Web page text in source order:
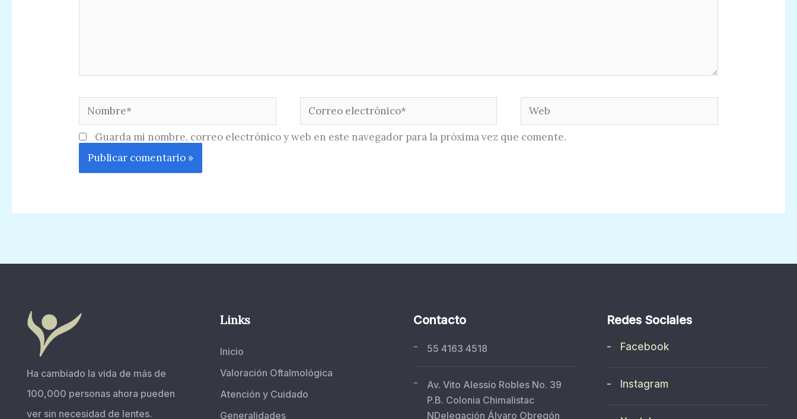
Nombre*
Correo
electrónico*
Web
Guarda mi nombre, correo electrónico y web en este navegador para la próxima vez que comente.
Ha cambiado la vida de más de
100,000 personas ahora pueden
ver sin necesidad de lentes.
Links
Inicio
Valoración Oftalmológica
Atención y Cuidado
Generalidades
Contacto
- 55 4163 4518
-
Av. Vito Alessio Robles No. 39
P.B. Colonia Chimalistac
NDelegación Álvaro Obregón
Redes Sociales
- Facebook
- Instagram